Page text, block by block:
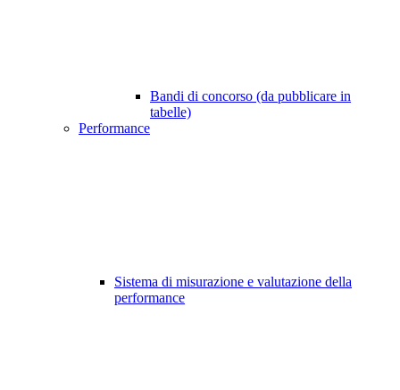
Bandi di concorso (da pubblicare in
tabelle)
Performance
Sistema di misurazione e valutazione della
performance